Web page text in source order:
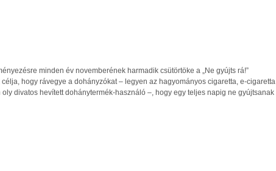
minden év novemberének harmadik csütörtöke a „Ne gyújts rá!”
hogy rávegye a dohányzókat – legyen az hagyományos cigaretta, e-cigaretta
divatos hevített dohánytermék-használó –, hogy egy teljes napig ne gyújtsanak